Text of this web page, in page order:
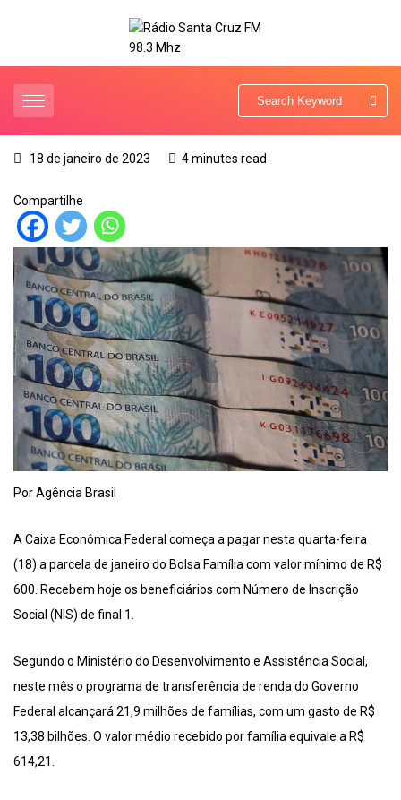
18 de janeiro de 2023 4 minutes read
Compartilhe
Por Agência Brasil
A Caixa Econômica Federal começa a pagar nesta quarta-feira
(18) a parcela de janeiro do Bolsa Família com valor mínimo de R$
600. Recebem hoje os beneficiários com Número de Inscrição
Social (NIS) de final 1.
Segundo o Ministério do Desenvolvimento e Assistência Social,
neste mês o programa de transferência de renda do Governo
Federal alcançará 21,9 milhões de famílias, com um gasto de R$
13,38 bilhões. O valor médio recebido por família equivale a R$
614,21.